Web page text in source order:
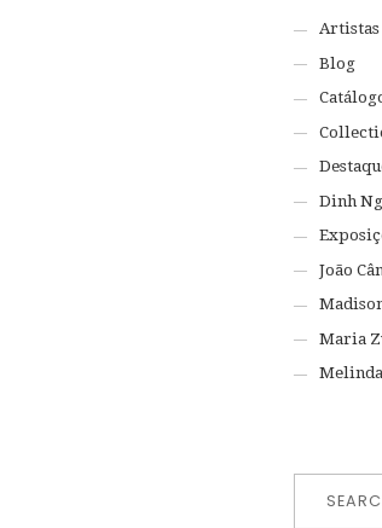
Artistas
Blog
Dinh
João
Maria